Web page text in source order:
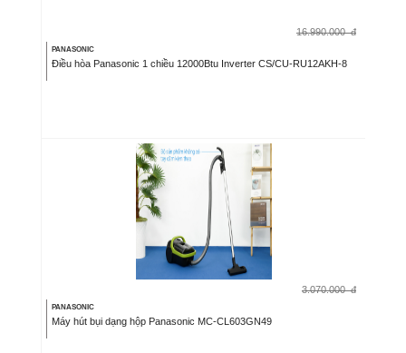
16.990.000 đ
PANASONIC
Điều hòa Panasonic 1 chiều 12000Btu Inverter CS/CU-RU12AKH-8
3.070.000 đ
PANASONIC
Máy hút bụi dạng hộp Panasonic MC-CL603GN49